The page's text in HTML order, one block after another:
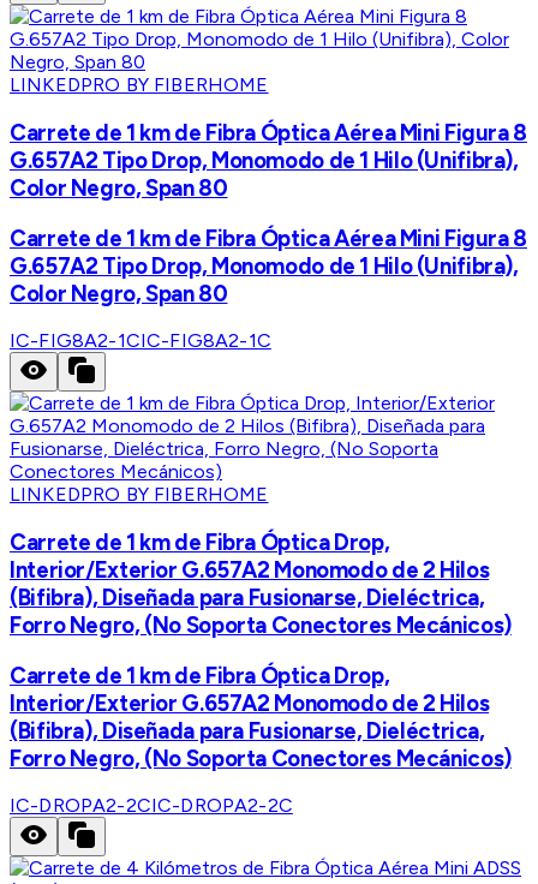
LINKEDPRO BY FIBERHOME
Carrete de 1 km de Fibra Óptica Aérea Mini Figura 8
G.657A2 Tipo Drop, Monomodo de 1 Hilo (Unifibra),
Color Negro, Span 80
Carrete de 1 km de Fibra Óptica Aérea Mini Figura 8
G.657A2 Tipo Drop, Monomodo de 1 Hilo (Unifibra),
Color Negro, Span 80
IC-FIG8A2-1CIC-FIG8A2-1C
LINKEDPRO BY FIBERHOME
Carrete de 1 km de Fibra Óptica Drop,
Interior/Exterior G.657A2 Monomodo de 2 Hilos
(Bifibra), Diseñada para Fusionarse, Dieléctrica,
Forro Negro, (No Soporta Conectores Mecánicos)
Carrete de 1 km de Fibra Óptica Drop,
Interior/Exterior G.657A2 Monomodo de 2 Hilos
(Bifibra), Diseñada para Fusionarse, Dieléctrica,
Forro Negro, (No Soporta Conectores Mecánicos)
IC-DROPA2-2CIC-DROPA2-2C